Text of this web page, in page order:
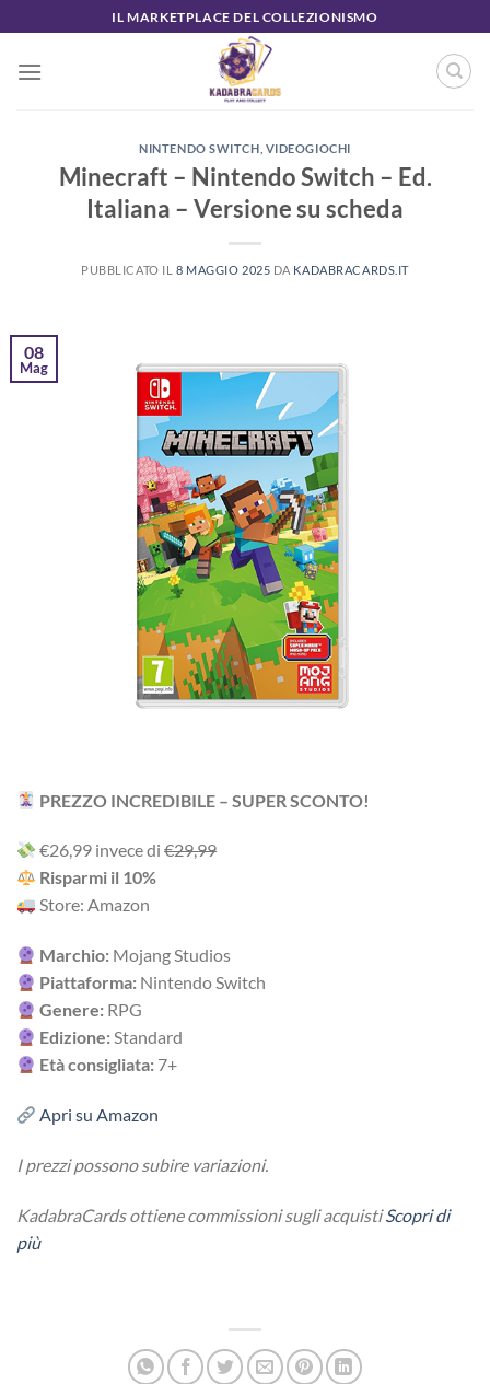
ai
contenuti
IL MARKETPLACE DEL COLLEZIONISMO
NINTENDO SWITCH VIDEOGIOCHI
Minecraft – Nintendo Switch – Ed.
Italiana – Versione su scheda
PUBBLICATO IL 8 MAGGIO 2025 DA KADABRACARDS.IT
08
Mag
PREZZO INCREDIBILE – SUPER SCONTO!
‎€26,99 i‎nv‎ec‎e ‎di‎€29,99
R‎is‎pa‎rm‎i ‎il‎ 10%
Store: Amazon
Marchio: Mojang Studios
Piattaforma: Nintendo Switch
Genere: RPG
Edizione:Standard
Età consigliata: 7+
Apri su Amazon
I prezzi possono subire variazioni.
KadabraCards ottiene commissioni sugli acquistiScopri di
più